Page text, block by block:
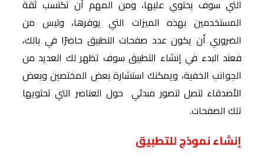
التي سوف يحتوي عليها، ومن المهم أن تكتسب ثقة
المستخدمين بهذه الميزات التي يوفرها، وليس من
الضروري أن يكون عدد صفحات التطبيق حاضرًا في بالك،
فعند البدء في إنشاء التطبيق سوف تظهر لك العديد من
الجوانب الخفية، ويمكنك استشارة بعض المختصين وبعض
الأصدقاء لتصل لتصور مبدئي حول العناصر التي تحتويها
تلك الصفحات.
إنشاء نموذج للتطبيق